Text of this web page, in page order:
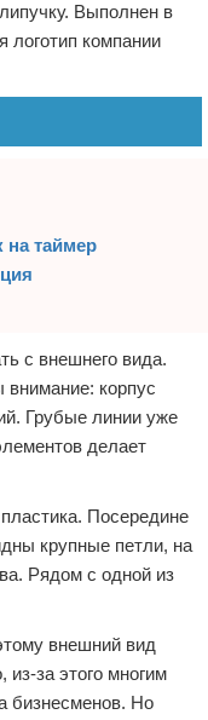
Выполнен в
логотип компании
на таймер
с внешнего вида.
корпус
Грубые линии уже
делает
Посередине
крупные петли, на
Рядом с одной из
внешний вид
за этого многим
бизнесменов. Но